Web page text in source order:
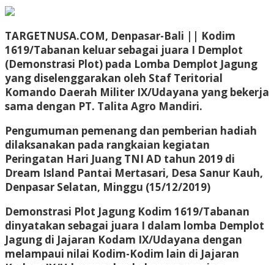
TARGETNUSA.COM, Denpasar-Bali || Kodim
1619/Tabanan keluar sebagai juara I Demplot
(Demonstrasi Plot) pada Lomba Demplot Jagung
yang diselenggarakan oleh Staf Teritorial
Komando Daerah Militer IX/Udayana yang bekerja
sama dengan PT. Talita Agro Mandiri.
Pengumuman pemenang dan pemberian hadiah
dilaksanakan pada rangkaian kegiatan
Peringatan Hari Juang TNI AD tahun 2019 di
Dream Island Pantai Mertasari, Desa Sanur Kauh,
Denpasar Selatan, Minggu (15/12/2019)
Demonstrasi Plot Jagung Kodim 1619/Tabanan
dinyatakan sebagai juara I dalam lomba Demplot
Jagung di Jajaran Kodam IX/Udayana dengan
melampaui nilai Kodim-Kodim lain di Jajaran